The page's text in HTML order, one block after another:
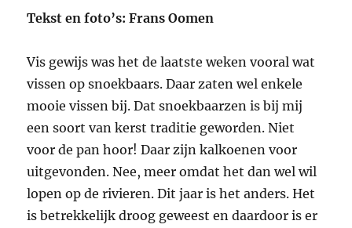
Tekst en foto’s: Frans Oomen
Vis gewijs was het de laatste weken vooral wat
vissen op snoekbaars. Daar zaten wel enkele
mooie vissen bij. Dat snoekbaarzen is bij mij
een soort van kerst traditie geworden. Niet
voor de pan hoor! Daar zijn kalkoenen voor
uitgevonden. Nee, meer omdat het dan wel wil
lopen op de rivieren. Dit jaar is het anders. Het
is betrekkelijk droog geweest en daardoor is er